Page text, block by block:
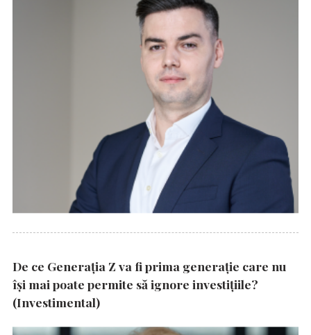
De ce Generația Z va fi prima generație care nu
își mai poate permite să ignore investițiile?
(Investimental)